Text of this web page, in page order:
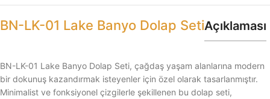
BN-LK-01 Lake Banyo Dolap SetiAçıklaması
BN-LK-01 Lake Banyo Dolap Seti, çağdaş yaşam alanlarına modern
bir dokunuş kazandırmak isteyenler için özel olarak tasarlanmıştır.
Minimalist ve fonksiyonel çizgilerle şekillenen bu dolap seti,